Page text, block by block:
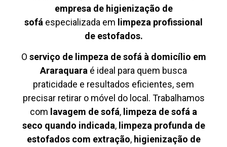
empresa de higienização de
sofá especializada em limpeza profissional
de estofados.
O serviço de limpeza de sofá à domicílio em
Araraquara é ideal para quem busca
praticidade e resultados eficientes, sem
precisar retirar o móvel do local. Trabalhamos
com lavagem de sofá, limpeza de sofá a
seco quando indicada, limpeza profunda de
estofados com extração, higienização de